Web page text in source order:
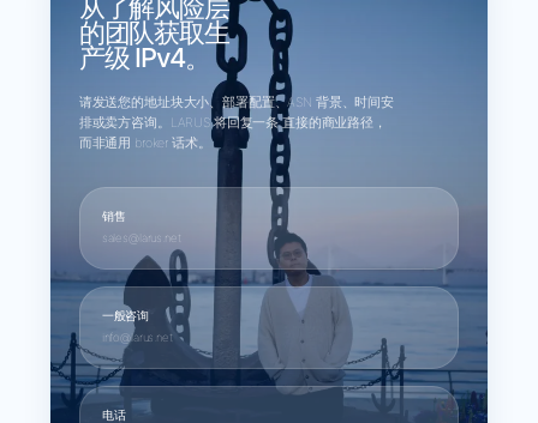
从了解风险层
的团队获取生
产级 IPv4。
请发送您的地址块大小、部署配置、ASN 背景、时间安
排或卖方咨询。LARUS 将回复一条 直接的商业路径，
而非通用 broker 话术。
销售
sales@larus.net
一般咨询
info@larus.net
电话